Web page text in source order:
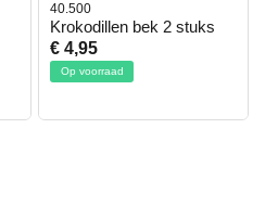
40.500
Krokodillen bek 2 stuks
€ 4,95
Op voorraad